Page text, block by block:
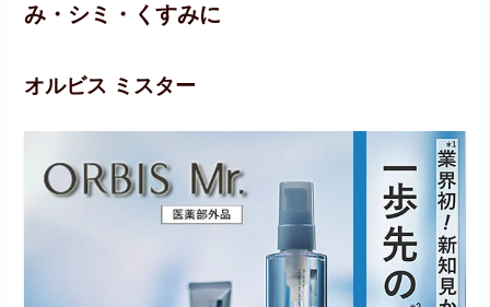
み・シミ・くすみに
オルビス ミスター